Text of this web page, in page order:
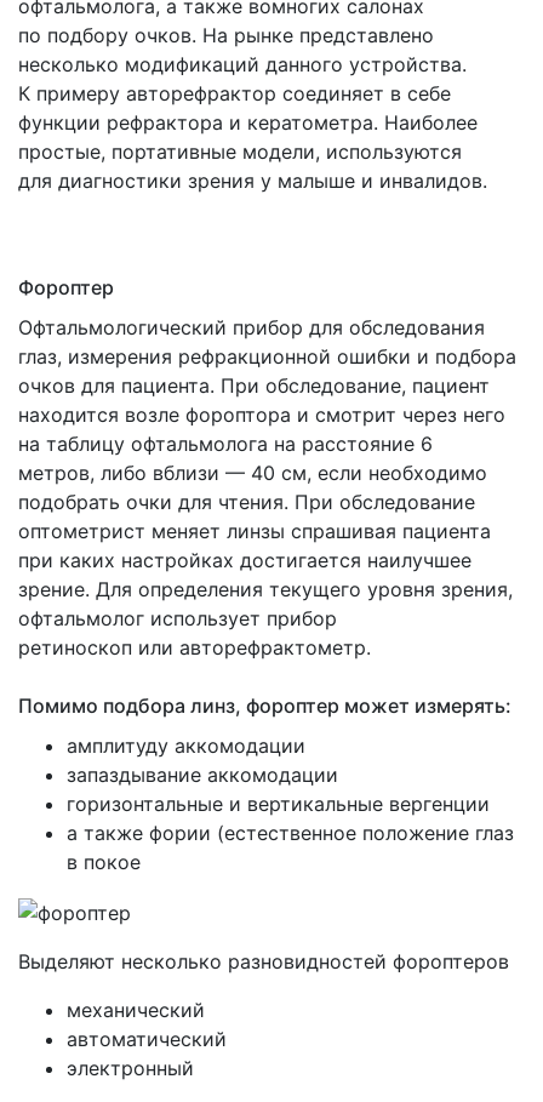
офтальмолога, а также вомногих салонах
по подбору очков. На рынке представлено
несколько модификаций данного устройства.
К примеру авторефрактор соединяет в себе
функции рефрактора и кератометра. Наиболее
простые, портативные модели, используются
для диагностики зрения у малыше и инвалидов.
Фороптер
Офтальмологический прибор для обследования
глаз, измерения рефракционной ошибки и подбора
очков для пациента. При обследование, пациент
находится возле фороптора и смотрит через него
на таблицу офтальмолога на расстояние 6
метров, либо вблизи — 40 см, если необходимо
подобрать очки для чтения. При обследование
оптометрист меняет линзы спрашивая пациента
при каких настройках достигается наилучшее
зрение. Для определения текущего уровня зрения,
офтальмолог использует прибор
ретиноскоп или авторефрактометр.
Помимо подбора линз, фороптер может измерять:
амплитуду аккомодации
запаздывание аккомодации
горизонтальные и вертикальные вергенции
а также фории (естественное положение глаз
в покое
Выделяют несколько разновидностей фороптеров
механический
автоматический
электронный